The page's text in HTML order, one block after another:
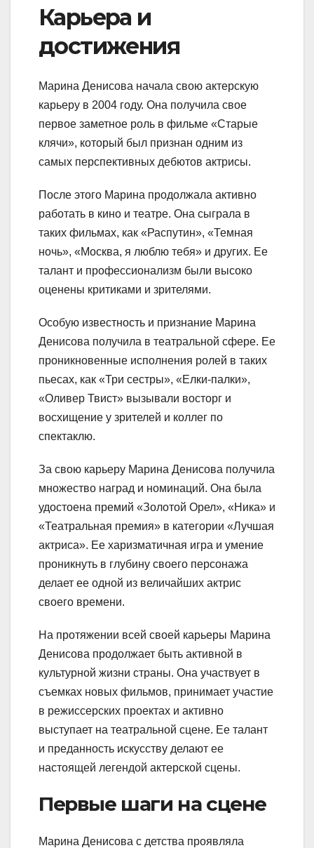
Карьера и
достижения
Марина Денисова начала свою актерскую
карьеру в 2004 году. Она получила свое
первое заметное роль в фильме «Старые
клячи», который был признан одним из
самых перспективных дебютов актрисы.
После этого Марина продолжала активно
работать в кино и театре. Она сыграла в
таких фильмах, как «Распутин», «Темная
ночь», «Москва, я люблю тебя» и других. Ее
талант и профессионализм были высоко
оценены критиками и зрителями.
Особую известность и признание Марина
Денисова получила в театральной сфере. Ее
проникновенные исполнения ролей в таких
пьесах, как «Три сестры», «Елки-палки»,
«Оливер Твист» вызывали восторг и
восхищение у зрителей и коллег по
спектаклю.
За свою карьеру Марина Денисова получила
множество наград и номинаций. Она была
удостоена премий «Золотой Орел», «Ника» и
«Театральная премия» в категории «Лучшая
актриса». Ее харизматичная игра и умение
проникнуть в глубину своего персонажа
делает ее одной из величайших актрис
своего времени.
На протяжении всей своей карьеры Марина
Денисова продолжает быть активной в
культурной жизни страны. Она участвует в
съемках новых фильмов, принимает участие
в режиссерских проектах и активно
выступает на театральной сцене. Ее талант
и преданность искусству делают ее
настоящей легендой актерской сцены.
Первые шаги на сцене
Марина Денисова с детства проявляла